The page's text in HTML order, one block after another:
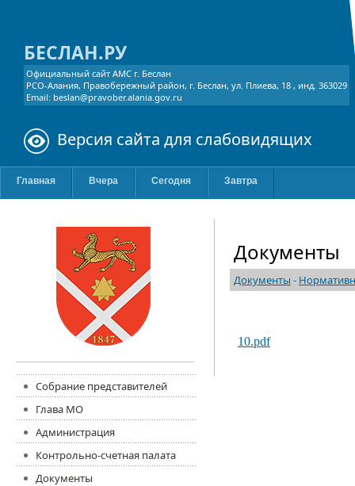
БЕСЛАН.РУ
Официальный сайт АМС г. Беслан
РСО-Алания, Правобережный район, г. Беслан, ул. Плиева, 18 , инд. 363029
Email: beslan@pravober.alania.gov.ru
Версия сайта для слабовидящих
Главная Вчера Сегодня Завтра
Собрание представителей
Глава МО
Администрация
Контрольно-счетная палата
Документы
Документы
Документы -
10.pdf